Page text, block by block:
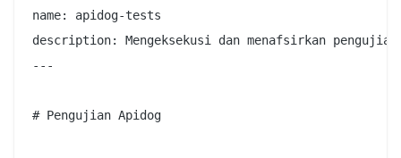
name: apidog-tests
description: Mengeksekusi dan menafsirkan
---
# Pengujian Apidog